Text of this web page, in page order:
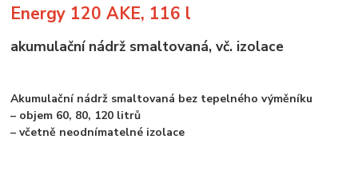
Energy 120 AKE, 116 l
akumulační nádrž smaltovaná, vč. izolace
Akumulační nádrž smaltovaná bez tepelného výměníku
– objem 60, 80, 120 litrů
– včetně neodnímatelné izolace